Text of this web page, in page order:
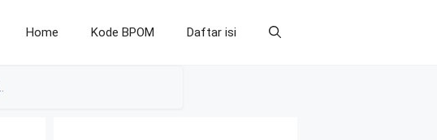
Home Kode BPOM Daftar isi